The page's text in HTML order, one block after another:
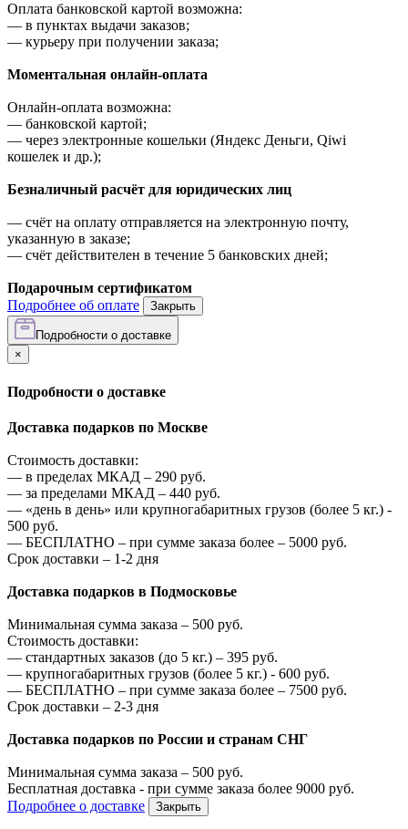
Оплата банковской картой возможна:
— в пунктах выдачи заказов;
— курьеру при получении заказа;
Моментальная онлайн-оплата
Онлайн-оплата возможна:
— банковской картой;
— через электронные кошельки (Яндекс Деньги, Qiwi
кошелек и др.);
Безналичный расчёт для юридических лиц
— счёт на оплату отправляется на электронную почту,
указанную в заказе;
— счёт действителен в течение 5 банковских дней;
Подарочным сертификатом
Подробнее об оплате
Закрыть
Подробности о доставке
×
Подробности о доставке
Доставка подарков по Москве
Стоимость доставки:
— в пределах МКАД – 290 руб.
— за пределами МКАД – 440 руб.
— «день в день» или крупногабаритных грузов (более 5 кг.) -
500 руб.
— БЕСПЛАТНО – при сумме заказа более – 5000 руб.
Срок доставки – 1-2 дня
Доставка подарков в Подмосковье
Минимальная сумма заказа – 500 руб.
Стоимость доставки:
— стандартных заказов (до 5 кг.) – 395 руб.
— крупногабаритных грузов (более 5 кг.) - 600 руб.
— БЕСПЛАТНО – при сумме заказа более – 7500 руб.
Срок доставки – 2-3 дня
Доставка подарков по России и странам СНГ
Минимальная сумма заказа – 500 руб.
Бесплатная доставка - при сумме заказа более 9000 руб.
Подробнее о доставке
Закрыть